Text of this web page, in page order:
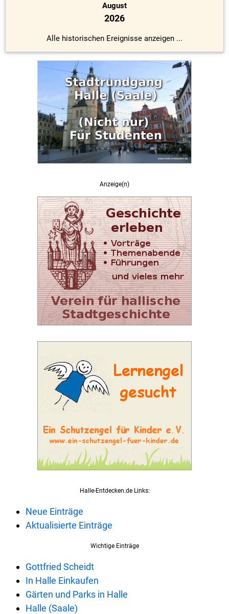
August
2026
Alle historischen Ereignisse anzeigen ...
Anzeige(n)
Halle-Entdecken.de Links:
Neue Einträge
Aktualisierte Einträge
Wichtige Einträge
Gottfried Scheidt
In Halle Einkaufen
Gärten und Parks in Halle
Halle (Saale)